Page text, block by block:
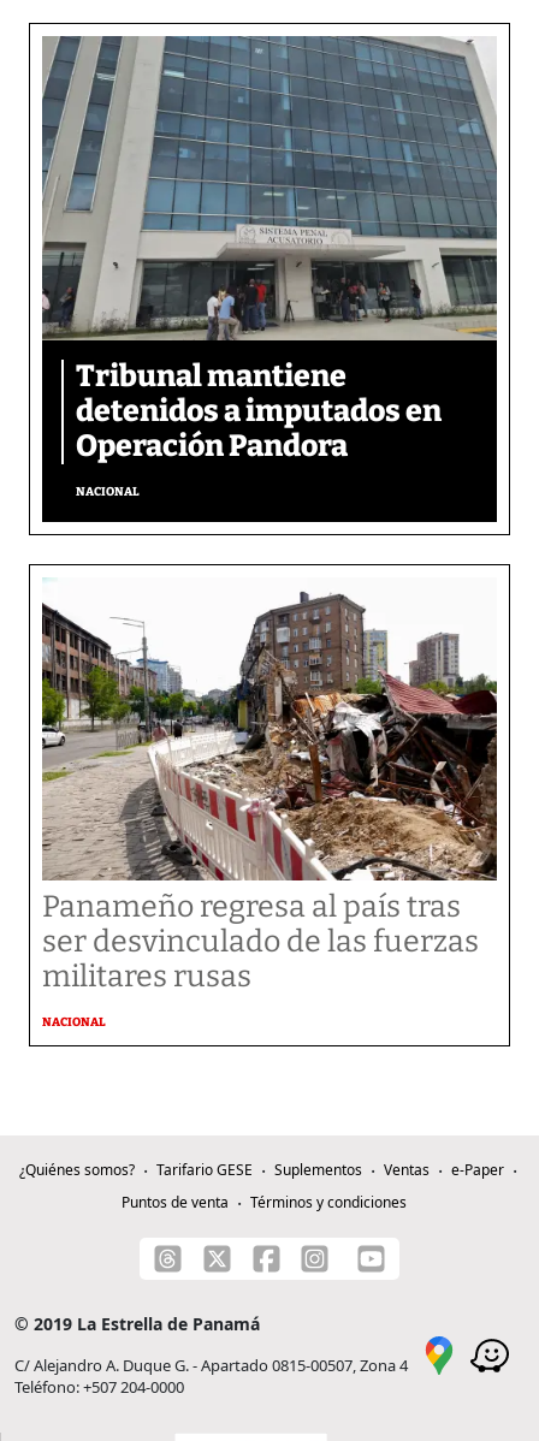
Tribunal mantiene
detenidos a imputados en
Operación Pandora
NACIONAL
Panameño regresa al país tras
ser desvinculado de las fuerzas
militares rusas
NACIONAL
¿Quiénes somos? Tarifario GESE Suplementos Ventas
e-Paper
Puntos de venta
Términos y condiciones
© 2019 La Estrella de Panamá
C/ Alejandro A. Duque G. - Apartado 0815-00507, Zona 4
Teléfono: +507 204-0000